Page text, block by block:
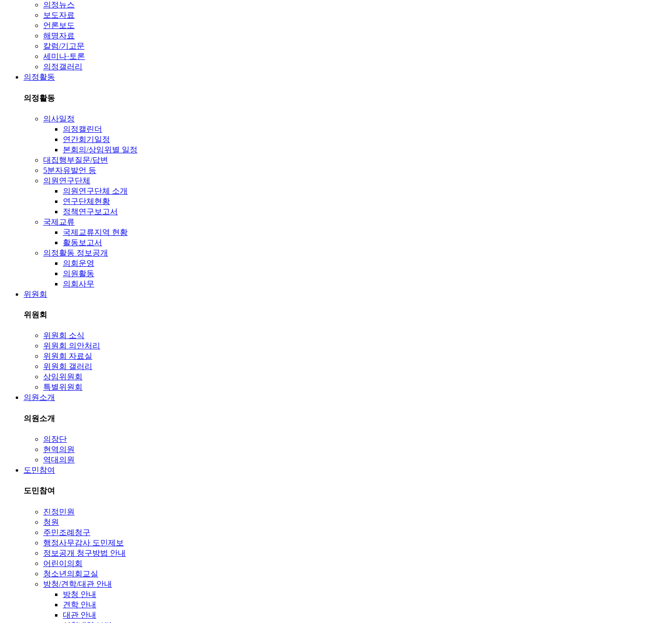
의정뉴스
보도자료
언론보도
해명자료
칼럼/기고문
세미나·토론
의정갤러리
의정활동
의정활동
의사일정
의정캘린더
연간회기일정
본회의/상임위별 일정
대집행부질문/답변
5분자유발언 등
의원연구단체
의원연구단체 소개
연구단체현황
정책연구보고서
국제교류
국제교류지역 현황
활동보고서
의정활동 정보공개
의회운영
의원활동
의회사무
위원회
위원회
위원회 소식
위원회 의안처리
위원회 자료실
위원회 갤러리
상임위원회
특별위원회
의원소개
의원소개
의장단
현역의원
역대의원
도민참여
도민참여
진정민원
청원
주민조례청구
행정사무감사 도민제보
정보공개 청구방법 안내
어린이의회
청소년의회교실
방청/견학/대관 안내
방청 안내
견학 안내
대관 안내